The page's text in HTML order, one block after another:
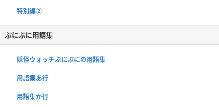
特別編②
ぷにぷに用語集
妖怪ウォッチぷにぷにの用語集
用語集あ行
用語集か行